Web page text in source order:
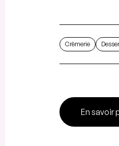
Crèmerie
En savoir